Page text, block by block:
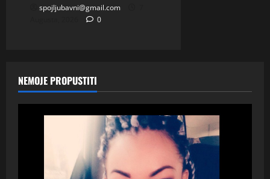
spojljubavni@gmail.com
0
NEMOJE PROPUSTITI